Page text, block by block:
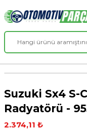
Suzuki Sx4 S-
Radyatörü -
2.374,11 ₺